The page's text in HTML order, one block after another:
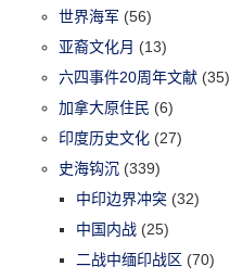
世界海军 (56)
亚裔文化月 (13)
六四事件20周年文献 (35)
加拿大原住民 (6)
印度历史文化 (27)
史海钩沉 (339)
中印边界冲突 (32)
中国内战 (25)
二战中缅印战区 (70)